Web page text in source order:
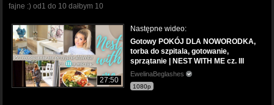
fajne :) od1 do 10 dałbym 10
27:50
Następne wideo:
Gotowy POKÓJ DLA NOWORODKA,
torba do szpitala, gotowanie,
sprzątanie | NEST WITH ME cz. IIl
EwelinaBeglashes
1080p